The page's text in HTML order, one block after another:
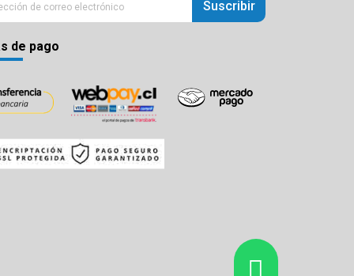
Suscribir
de pago